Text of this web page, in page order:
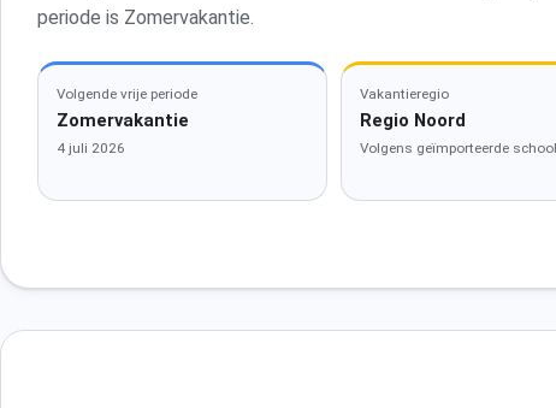
periode is Zomervakantie.
Volgende vrije periode
Zomervakantie
4 juli 2026
Vakantieregio
Regio Noord
Volgens geïmporteerde